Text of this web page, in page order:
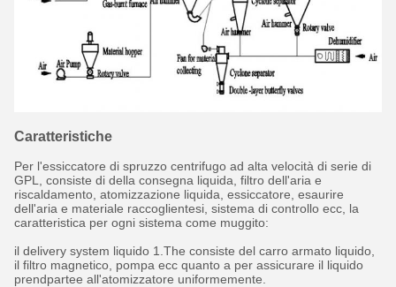
Caratteristiche
Per l'essiccatore di spruzzo centrifugo ad alta velocità di serie di
GPL, consiste di della consegna liquida, filtro dell'aria e
riscaldamento, atomizzazione liquida, essiccatore, esaurire
dell'aria e materiale raccoglientesi, sistema di controllo ecc, la
caratteristica per ogni sistema come muggito:
il delivery system liquido 1.The consiste del carro armato liquido,
il filtro magnetico, pompa ecc quanto a per assicurare il liquido
prendpartee all'atomizzatore uniformemente.